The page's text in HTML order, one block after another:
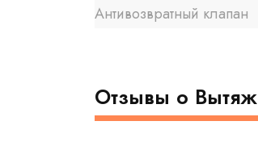
Антивозвратный клапан
Отзывы о